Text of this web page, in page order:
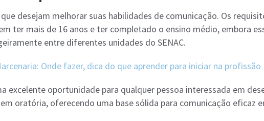
desejam melhorar suas habilidades de comunicação. Os
ter mais de 16 anos e ter completado o ensino médio, embora
entre diferentes unidades do SENAC.
Onde fazer, dica do que aprender para iniciar na profissão
excelente oportunidade para qualquer pessoa interessada em
oratória, oferecendo uma base sólida para comunicação eficaz